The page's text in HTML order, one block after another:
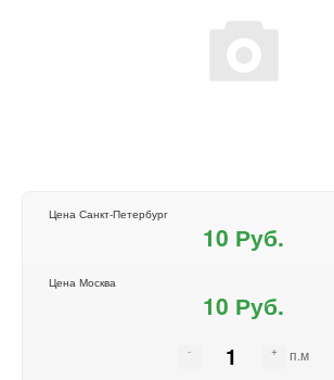
Цена Санкт-Петербург
10 Руб.
Цена Москва
10 Руб.
п.м